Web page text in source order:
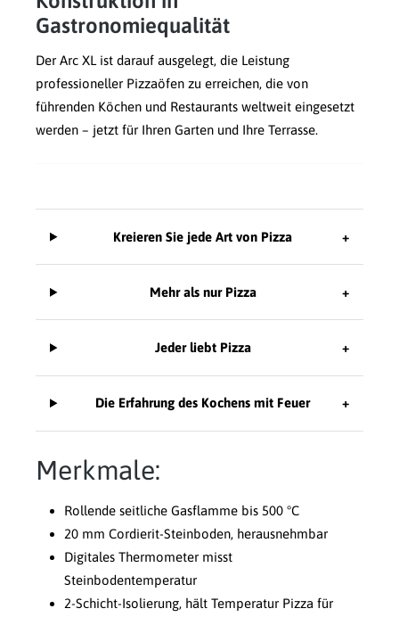
Gastronomiequalität
Der Arc XL ist darauf ausgelegt, die Leistung
professioneller Pizzaöfen zu erreichen, die von
führenden Köchen und Restaurants weltweit eingesetzt
werden – jetzt für Ihren Garten und Ihre Terrasse.
Kreieren Sie jede Art von Pizza +
Mehr als nur Pizza +
Jeder liebt Pizza +
Die Erfahrung des Kochens mit Feuer +
Merkmale:
Rollende seitliche Gasflamme bis 500 °C
20 mm Cordierit-Steinboden, herausnehmbar
Digitales Thermometer misst
Steinbodentemperatur
2-Schicht-Isolierung, hält Temperatur Pizza für